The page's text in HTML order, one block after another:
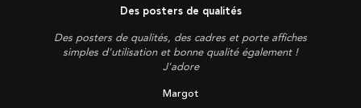
Des posters de qualités
Des posters de qualités, des cadres et porte affiches
simples d'utilisation et bonne qualité également !
J'adore
Margot